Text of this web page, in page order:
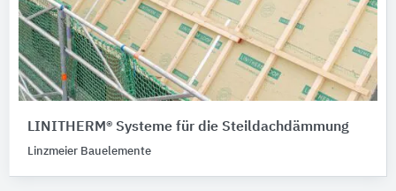
LINITHERM® Systeme für die Steildachdämmung
Linzmeier Bauelemente